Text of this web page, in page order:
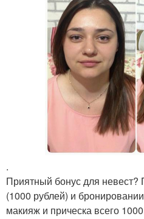
.
Приятный бонус для
(1000 рублей) и
макияж и прическа всего